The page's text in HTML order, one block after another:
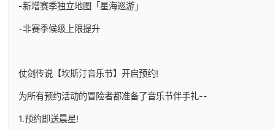
-新增赛季独立地图「星海巡游」
-非赛季候级上限提升
仗剑传说【坎斯汀音乐节】开启预约!
为所有预约活动的冒险者都准备了音乐节伴手礼--
1.预约即送晨星!